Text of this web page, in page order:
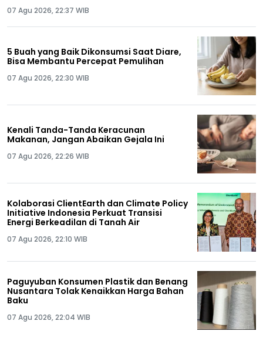
07 Agu 2026, 22:37 WIB
5 Buah yang Baik Dikonsumsi Saat Diare,
Bisa Membantu Percepat Pemulihan
07 Agu 2026, 22:30 WIB
Kenali Tanda-Tanda Keracunan
Makanan, Jangan Abaikan Gejala Ini
07 Agu 2026, 22:26 WIB
Kolaborasi ClientEarth dan Climate Policy
Initiative Indonesia Perkuat Transisi
Energi Berkeadilan di Tanah Air
07 Agu 2026, 22:10 WIB
Paguyuban Konsumen Plastik dan Benang
Nusantara Tolak Kenaikkan Harga Bahan
Baku
07 Agu 2026, 22:04 WIB